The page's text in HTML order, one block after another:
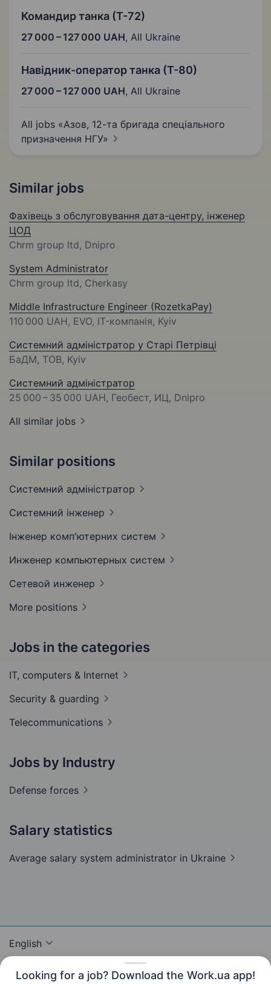
Looking for a job? Download the Work.ua app!
Командир танка (Т-72)
27 000 – 127 000 UAH, All Ukraine
Навідник-оператор танка (Т-80)
27 000 – 127 000 UAH, All Ukraine
All jobs «Азов, 12-та бригада спеціального
призначення НГУ»
Similar jobs
Фахівець з обслуговування дата-центру, інженер
ЦОД
Chrm group ltd, Dnipro
System Administrator
Chrm group ltd, Cherkasy
Middle Infrastructure Engineer (RozetkaPay)
110 000 UAH, EVO, IT-компанія, Kyiv
Системний адміністратор у Старі Петрівці
БаДМ, ТОВ, Kyiv
Системний адміністратор
25 000 – 35 000 UAH, Геобест, ИЦ, Dnipro
All similar jobs
Similar positions
Системний адміністратор
Системний інженер
Інженер комп'ютерних систем
Инженер компьютерных систем
Сетевой инженер
More positions
Jobs in the categories
IT, computers & Internet
Security & guarding
Telecommunications
Jobs by Industry
Defense forces
Salary statistics
Average salary system administrator in Ukraine
English